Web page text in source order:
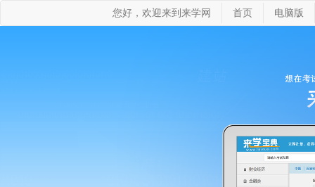
您好，欢迎来到来学网 首页 电脑版